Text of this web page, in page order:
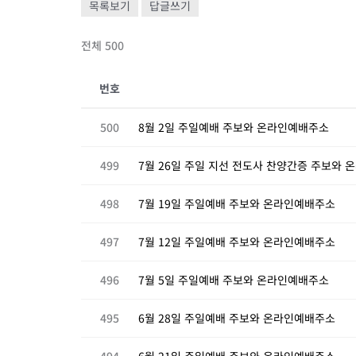
목록보기 답글쓰기
전체 500
번호
500 8월 2일 주일예배 주보와 온라인예배주소
499 7월 26일 주일 지선 전도사 찬양간증 주보와
498 7월 19일 주일예배 주보와 온라인예배주소
497 7월 12일 주일예배 주보와 온라인예배주소
496 7월 5일 주일예배 주보와 온라인예배주소
495 6월 28일 주일예배 주보와 온라인예배주소